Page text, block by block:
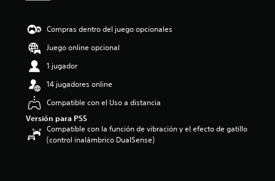
s
Compras dentro del juego opcionales
Juego online opcional
1 jugador
14 jugadores online
Compatible con el Uso a distancia
Versión para PS5
Compatible con la función de vibración y el efecto de gatillo
(control inalámbrico DualSense)